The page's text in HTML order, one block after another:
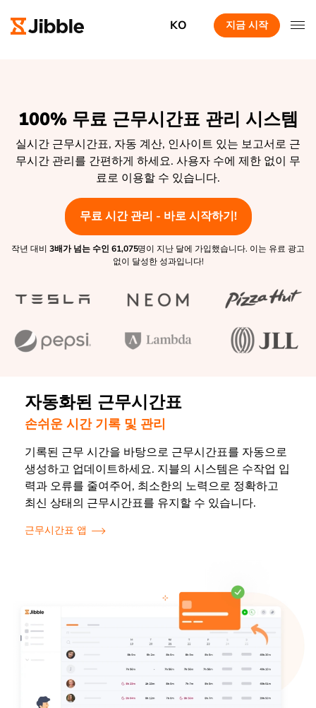
KO 지금 시작
100% 무료 근무시간표 관리 시스템
실시간 근무시간표, 자동 계산, 인사이트 있는 보고서로 근
무시간 관리를 간편하게 하세요. 사용자 수에 제한 없이 무
료로 이용할 수 있습니다.
무료 시간 관리 - 바로 시작하기!
작년 대비 3배가 넘는 수인 61,075명이 지난 달에 가입했습니다. 이는 유료 광고
없이 달성한 성과입니다!
자동화된 근무시간표
손쉬운 시간 기록 및 관리
기록된 근무 시간을 바탕으로 근무시간표를 자동으로
생성하고 업데이트하세요. 지블의 시스템은 수작업 입
력과 오류를 줄여주어, 최소한의 노력으로 정확하고
최신 상태의 근무시간표를 유지할 수 있습니다.
근무시간표 앱